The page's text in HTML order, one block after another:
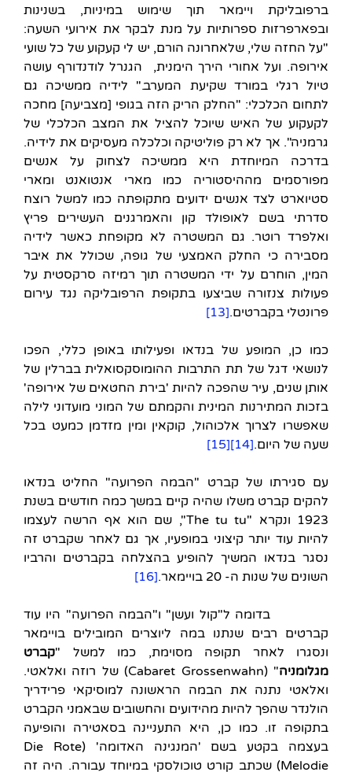
ברפובליקת ויימאר תוך שימוש במיניות, בשנינות
ובפארפרזות ספרותיות על מנת לבקר את אירועי השעה:
"על החזה שלי, שלאחרונה הורם, יש לי קעקוע של כל שועי
אירופה. ועל אחורי הירך הימנית, הגנרל לודנדורף עושה
טיול רגלי במורד שקיעת המערב." לידיה ממשיכה גם
לתחום הכלכלי: "החלק הריק הזה בגופי [מצביעה] מחכה
לקעקוע של האיש שיוכל להציל את המצב הכלכלי של
גרמניה". אך לא רק פוליטיקה וכלכלה מעסיקים את לידיה.
בדרכה המיוחדת היא ממשיכה לצחוק על אנשים
מפורסמים מההיסטוריה כמו מארי אנטואנט ומארי
סטיוארט לצד אנשים ידועים מתקופתה כמו למשל רוצח
סדרתי בשם לאופולד קון והאמרגנים העשירים פריץ
ואלפרד רוטר. גם המשטרה לא מקופחת כאשר לידיה
מסבירה כי החלק האמצעי של גופה, שכולל את איבר
המין, הוחרם על ידי המשטרה תוך רמיזה סרקסטית על
פעולות צנזורה שביצעו בתקופת הרפובליקה נגד עירום
פרונטלי בקברטים.[13]
כמו כן, המופע של בנדאו ופעילותו באופן כללי, הפכו
לנושאי דגל של תת התרבות ההומוסקסואלית בברלין של
אותן שנים, עיר שהפכה להיות 'בירת החטאים של אירופה'
בזכות המתירנות המינית והקמתם של המוני מועדוני לילה
שאפשרו לצרוך אלכוהול, קוקאין ומין מזדמן כמעט בכל
שעה של היום.[14]
[15]
עם סגירתו של קברט "הבמה הפרועה" החליט בנדאו
להקים קברט משלו שהיה קיים במשך כמה חודשים בשנת
1923 ונקרא "The tu tu", שם הוא אף הרשה לעצמו
להיות עוד יותר קיצוני במופעיו, אך גם לאחר שקברט זה
נסגר בנדאו המשיך להופיע בהצלחה בקברטים והרביו
השונים של שנות ה- 20 בויימאר.
[16]
בדומה ל"קול ועשן" ו"הבמה הפרועה" היו עוד
קברטים רבים שנתנו במה ליוצרים המובילים בויימאר
ונסגרו לאחר תקופה מסוימת, כמו למשל "קברט
מגלומניה
" (Cabaret Grossenwahn) של רוזה ואלאטי.
ואלאטי נתנה את הבמה הראשונה למוסיקאי פרידריך
הולנדר שהפך להיות מהידועים והחשובים שבאמני הקברט
בתקופה זו. כמו כן, היא התעניינה בסאטירה והופיעה
בעצמה בקטע בשם 'המנגינה האדומה' (Die Rote
Melodie) שכתב קורט טוכולסקי במיוחד עבורה. היה זה